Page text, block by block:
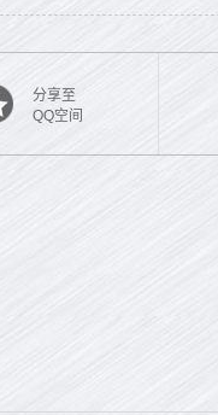
分享至
QQ空间